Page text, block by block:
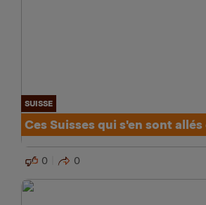
SUISSE
Ces Suisses qui s'en sont allés
0 0